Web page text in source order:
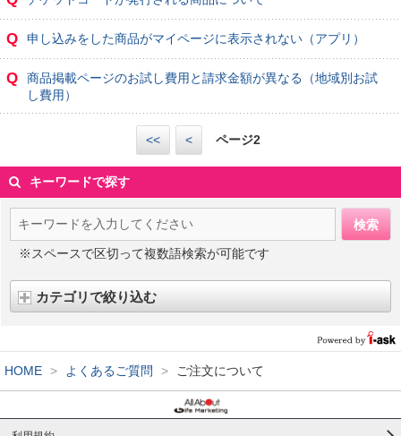
Q 申し込みをした商品がマイページに表示されない（アプリ）
Q
商品掲載ページのお試し費用と請求金額が異なる（地域別お試
し費用）
<< < ページ2
キーワードで探す
※スペースで区切って複数語検索が可能です
カテゴリで絞り込む
HOME > よくあるご質問 > ご注文について